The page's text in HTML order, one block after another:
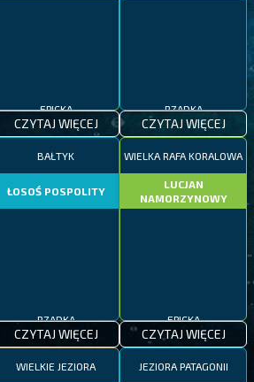
EPICKA
CZYTAJ WIĘCEJ
RZADKA
CZYTAJ WIĘCEJ
BAŁTYK
ŁOSOŚ POSPOLITY
RZADKA
CZYTAJ WIĘCEJ
WIELKA RAFA KORALOWA
LUCJAN
NAMORZYNOWY
EPICKA
CZYTAJ WIĘCEJ
WIELKIE JEZIORA JEZIORA PATAGONII